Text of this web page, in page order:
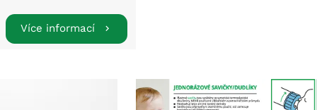
Více informací